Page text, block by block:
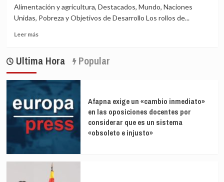
el
clima
la
riqueza
del
su
para
el
clima
global
Alimentación y agricultura, Destacados, Mundo, Naciones
Unidas, Pobreza y Objetivos de Desarrollo Los rollos de...
Leer másLeer
ONU
el
cultivo
de
algas
marinas
contra
el
Ultima Hora Popular
Afapna exige un «cambio inmediato»
en las oposiciones docentes por
considerar que es un sistema
«obsoleto e injusto»